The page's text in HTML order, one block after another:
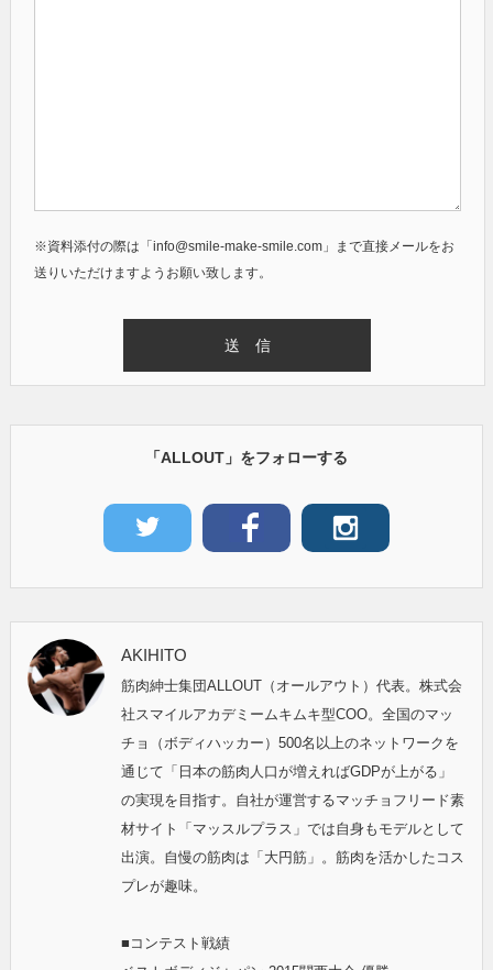
※資料添付の際は「info@smile-make-smile.com」まで直接メールをお
送りいただけますようお願い致します。
「ALLOUT」をフォローする
AKIHITO
筋肉紳士集団ALLOUT（オールアウト）代表。株式会
社スマイルアカデミームキムキ型COO。全国のマッ
チョ（ボディハッカー）500名以上のネットワークを
通じて「日本の筋肉人口が増えればGDPが上がる」
の実現を目指す。自社が運営するマッチョフリード素
材サイト「マッスルプラス」では自身もモデルとして
出演。自慢の筋肉は「大円筋」。筋肉を活かしたコス
プレが趣味。
■コンテスト戦績